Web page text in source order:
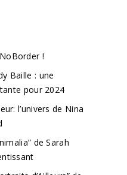
!
Baille : une
pour 2024
l’univers de Nina
de Sarah